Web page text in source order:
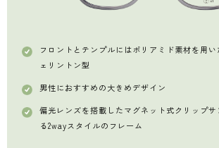
フロントとテンプルにはポリアミド素材を用い
ェリントン型
男性におすすめの大きめデザイン
偏光レンズを搭載したマグネット式クリップサ
る2wayスタイルのフレーム